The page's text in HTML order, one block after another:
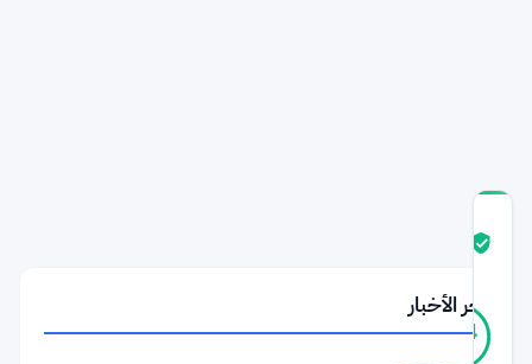
94
%
موثّق
أصوات
آخر الأخبار